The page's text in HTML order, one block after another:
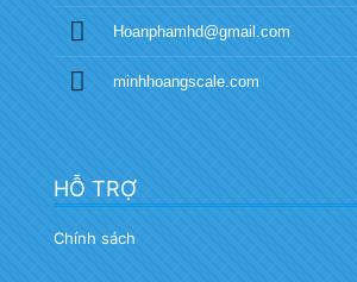
Hoanphamhd@gmail.com
minhhoangscale.com
HỖ TRỢ
Chính sách